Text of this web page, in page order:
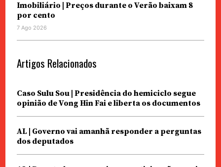
Imobiliário | Preços durante o Verão baixam 8
por cento
7 Ago 2026
Artigos Relacionados
Caso Sulu Sou | Presidência do hemiciclo segue
opinião de Vong Hin Fai e liberta os documentos
AL | Governo vai amanhã responder a perguntas
dos deputados